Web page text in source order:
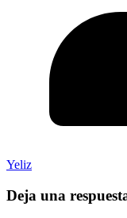
Yeliz
Deja una